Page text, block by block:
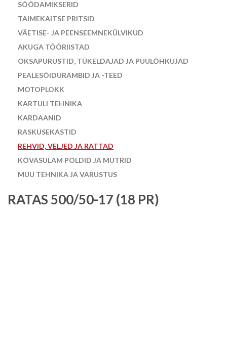
SÖÖDAMIKSERID
TAIMEKAITSE PRITSID
VÄETISE- JA PEENSEEMNEKÜLVIKUD
AKUGA TÖÖRIISTAD
OKSAPURUSTID, TÜKELDAJAD JA PUULÕHKUJAD
PEALESÕIDURAMBID JA -TEED
MOTOPLOKK
KARTULI TEHNIKA
KARDAANID
RASKUSEKASTID
REHVID, VELJED JA RATTAD
KÕVASULAM POLDID JA MUTRID
MUU TEHNIKA JA VARUSTUS
RATAS 500/50-17 (18 PR)